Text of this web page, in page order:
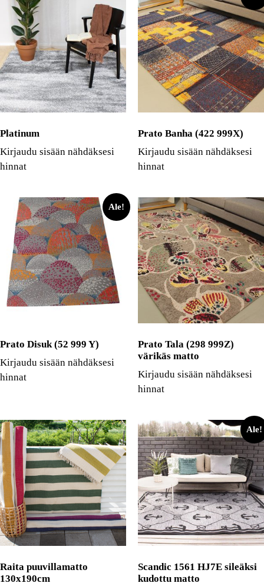
Platinum
Kirjaudu sisään nähdäksesi
hinnat
Prato Banha (422 999X)
Kirjaudu sisään nähdäksesi
hinnat
Ale!
Prato Disuk (52 999 Y)
Kirjaudu sisään nähdäksesi
hinnat
Prato Tala (298 999Z)
värikäs matto
Kirjaudu sisään nähdäksesi
hinnat
Raita puuvillamatto
130x190cm
Ale!
Scandic 1561 HJ7E sileäksi
kudottu matto